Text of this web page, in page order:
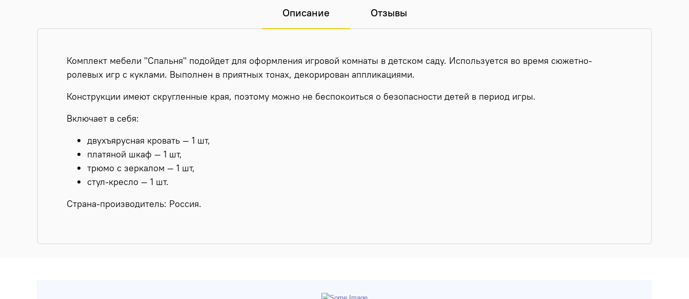
Описание Отзывы
Комплект мебели "Спальня" подойдет для оформления игровой комнаты в детском саду. Используется во время сюжетно-
ролевых игр с куклами. Выполнен в приятных тонах, декорирован аппликациями.
Конструкции имеют скругленные края, поэтому можно не беспокоиться о безопасности детей в период игры.
Включает в себя:
двухъярусная кровать — 1 шт,
платяной шкаф — 1 шт,
трюмо с зеркалом — 1 шт,
стул-кресло — 1 шт.
Страна-производитель: Россия.